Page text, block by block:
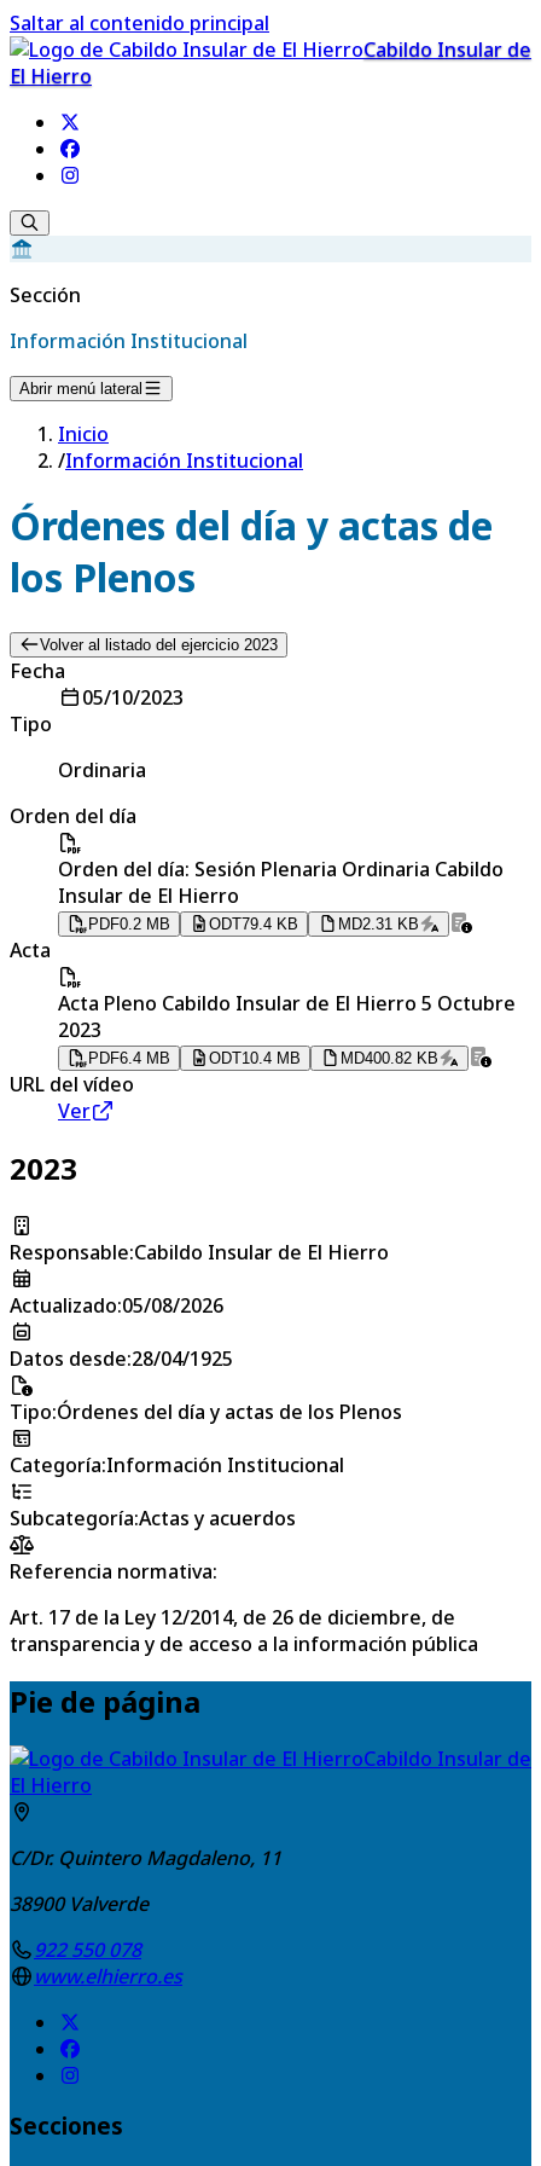
Saltar al contenido principal
Cabildo Insular de
El Hierro
Sección
Información Institucional
Abrir menú lateral
Inicio
/Información Institucional
Órdenes del día y actas de
los Plenos
Volver al listado del ejercicio 2023
Fecha
05/10/2023
Tipo
Ordinaria
Orden del día
Orden del día: Sesión Plenaria Ordinaria Cabildo
Insular de El Hierro
PDF0.2 MB ODT79.4 KB MD2.31 KB
Acta
Acta Pleno Cabildo Insular de El Hierro 5 Octubre
2023
PDF6.4 MB ODT10.4 MB MD400.82 KB
URL del vídeo
Ver
2023
Responsable:Cabildo Insular de El Hierro
Actualizado:05/08/2026
Datos desde:28/04/1925
Tipo:Órdenes del día y actas de los Plenos
Categoría:Información Institucional
Subcategoría:Actas y acuerdos
Referencia normativa:
Art. 17 de la Ley 12/2014, de 26 de diciembre, de
transparencia y de acceso a la información pública
Pie de página
Cabildo Insular de
El Hierro
C/Dr. Quintero Magdaleno, 11
38900 Valverde
922 550 078
www.elhierro.es
Secciones